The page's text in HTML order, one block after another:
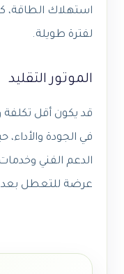
استهلاك الطاقة،
لفترة طويلة.
الموتور التقليد
قد يكون أقل
في الجودة والأداء،
الدعم الفني
عرضة للتعطل بعد